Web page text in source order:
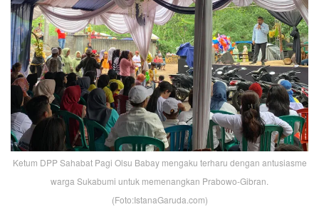
Ketum DPP Sahabat Pagi Olsu Babay mengaku terharu dengan antusiasme
warga Sukabumi untuk memenangkan Prabowo-Gibran.
(Foto:IstanaGaruda.com)